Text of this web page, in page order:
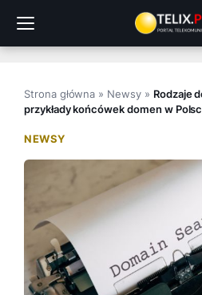
treści
Strona główna » Newsy» Rodzaje
przykłady końcówek domen w
NEWSY